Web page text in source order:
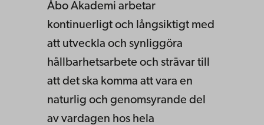
Åbo Akademi arbetar
kontinuerligt och långsiktigt med
att utveckla och synliggöra
hållbarhetsarbete och strävar till
att det ska komma att vara en
naturlig och genomsyrande del
av vardagen hos hela